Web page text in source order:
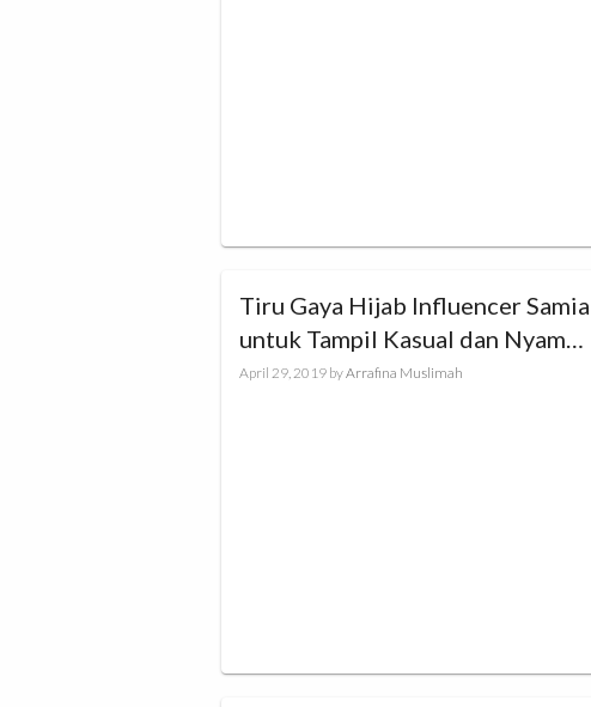
Tiru Gaya Hijab Influencer Samia
untuk Tampil Kasual dan Nyaman
Saat Puasa
April 29, 2019 byArrafina Muslimah